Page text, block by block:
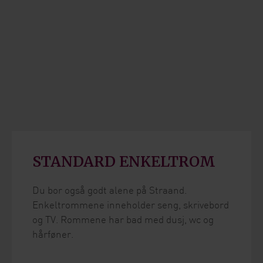
STANDARD ENKELTROM
Du bor også godt alene på Straand.
Enkeltrommene inneholder seng, skrivebord
og TV. Rommene har bad med dusj, wc og
hårføner.